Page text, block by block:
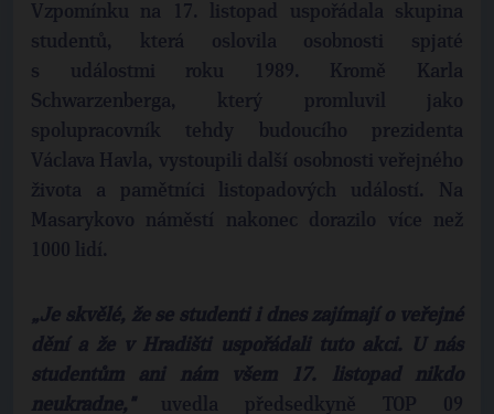
Vzpomínku na 17. listopad uspořádala skupina
studentů, která oslovila osobnosti spjaté
s událostmi roku 1989. Kromě Karla
Schwarzenberga, který promluvil jako
spolupracovník tehdy budoucího prezidenta
Václava Havla, vystoupili další osobnosti veřejného
života a pamětníci listopadových událostí. Na
Masarykovo náměstí nakonec dorazilo více než
1000 lidí.
„Je skvělé, že se studenti i dnes zajímají o veřejné
dění a že v Hradišti uspořádali tuto akci. U nás
studentům ani nám všem 17. listopad nikdo
neukradne,"uvedla předsedkyně TOP 09